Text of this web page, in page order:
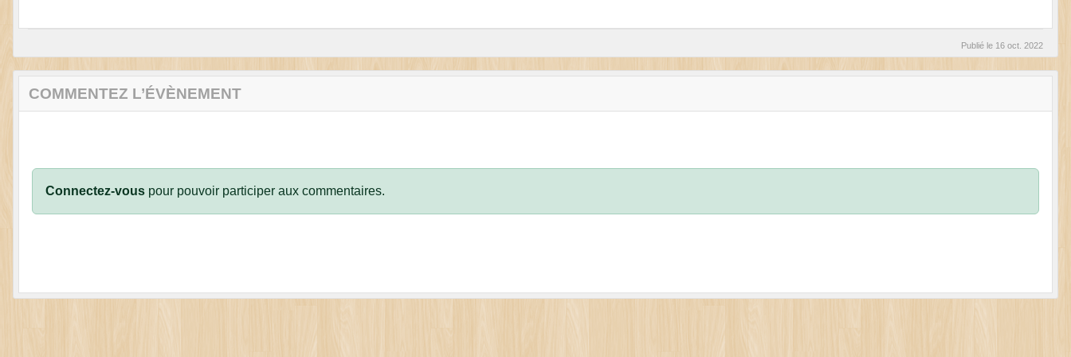
Publié le 16 oct. 2022
COMMENTEZ L’ÉVÈNEMENT
Connectez-vous pour pouvoir participer aux commentaires.